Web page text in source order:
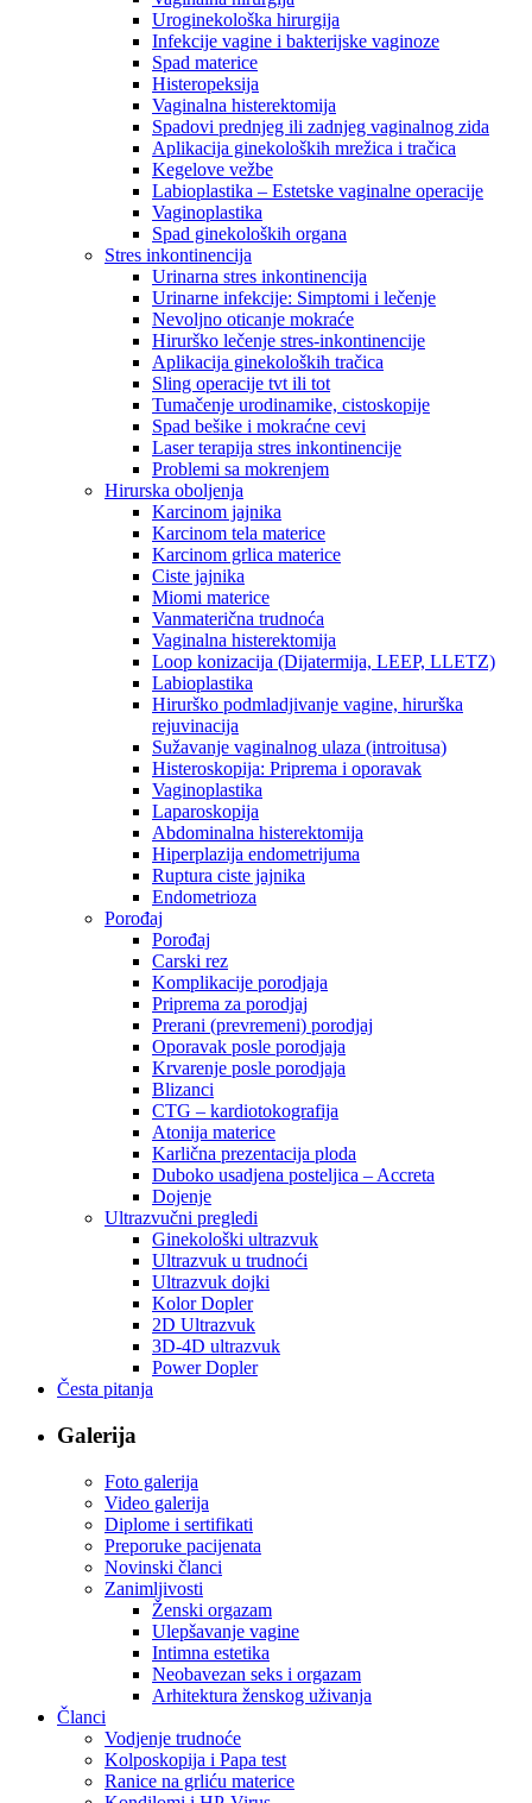
Uroginekološka hirurgija
Infekcije vagine i bakterijske vaginoze
Spad materice
Histeropeksija
Vaginalna histerektomija
Spadovi prednjeg ili zadnjeg vaginalnog zida
Aplikacija ginekoloških mrežica i tračica
Kegelove vežbe
Labioplastika – Estetske vaginalne operacije
Vaginoplastika
Spad ginekoloških organa
Stres inkontinencija
Urinarna stres inkontinencija
Urinarne infekcije: Simptomi i lečenje
Nevoljno oticanje mokraće
Hirurško lečenje stres-inkontinencije
Aplikacija ginekoloških tračica
Sling operacije tvt ili tot
Tumačenje urodinamike, cistoskopije
Spad bešike i mokraćne cevi
Laser terapija stres inkontinencije
Problemi sa mokrenjem
Hirurska oboljenja
Karcinom jajnika
Karcinom tela materice
Karcinom grlica materice
Ciste jajnika
Miomi materice
Vanmaterična trudnoća
Vaginalna histerektomija
Loop konizacija (Dijatermija, LEEP, LLETZ)
Labioplastika
Hirurško podmladjivanje vagine, hirurška
rejuvinacija
Sužavanje vaginalnog ulaza (introitusa)
Histeroskopija: Priprema i oporavak
Vaginoplastika
Laparoskopija
Abdominalna histerektomija
Hiperplazija endometrijuma
Ruptura ciste jajnika
Endometrioza
Porođaj
Porođaj
Carski rez
Komplikacije porodjaja
Priprema za porodjaj
Prerani (prevremeni) porodjaj
Oporavak posle porodjaja
Krvarenje posle porodjaja
Blizanci
CTG – kardiotokografija
Atonija materice
Karlična prezentacija ploda
Duboko usadjena posteljica – Accreta
Dojenje
Ultrazvučni pregledi
Ginekološki ultrazvuk
Ultrazvuk u trudnoći
Ultrazvuk dojki
Kolor Dopler
2D Ultrazvuk
3D-4D ultrazvuk
Power Dopler
Česta pitanja
Galerija
Foto galerija
Video galerija
Diplome i sertifikati
Preporuke pacijenata
Novinski članci
Zanimljivosti
Ženski orgazam
Ulepšavanje vagine
Intimna estetika
Neobavezan seks i orgazam
Arhitektura ženskog uživanja
Članci
Vodjenje trudnoće
Kolposkopija i Papa test
Ranice na grliću materice